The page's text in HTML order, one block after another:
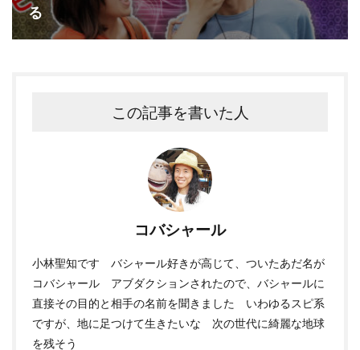
る
この記事を書いた人
コバシャール
小林聖知です バシャール好きが高じて、ついたあだ名が
コバシャール アブダクションされたので、バシャールに
直接その目的と相手の名前を聞きました いわゆるスピ系
ですが、地に足つけて生きたいな 次の世代に綺麗な地球
を残そう